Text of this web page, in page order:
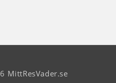
MittResVader.se